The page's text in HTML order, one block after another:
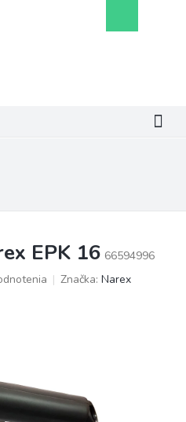
košík
EPK 16 66594996
Značka: Narex